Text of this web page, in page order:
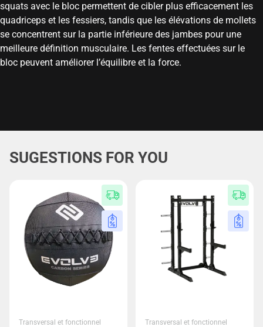
squats avec le bloc permettent de cibler plus efficacement les
quadriceps et les fessiers, tandis que les élévations de mollets
se concentrent sur la partie inférieure des jambes pour une
meilleure définition musculaire. Les fentes effectuées sur le
bloc peuvent améliorer l’équilibre et la force.
SUGESTIONS FOR YOU
Transversal et fonctionnel Transversal et fonctionnel